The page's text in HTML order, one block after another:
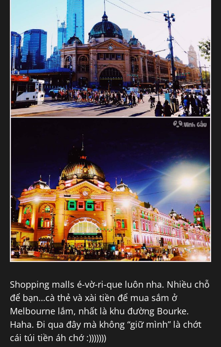
Shopping malls é-vờ-ri-que luôn nha. Nhiều chỗ
để bạn…cà thẻ và xài tiền để mua sắm ở
Melbourne lắm, nhất là khu đường Bourke.
Haha. Đi qua đây mà không “giữ mình” là chớt
cái túi tiền áh chớ :)))))))